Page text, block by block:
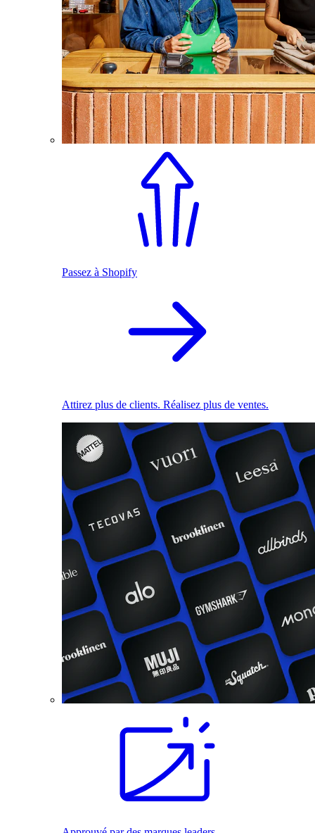
Passez à Shopify
Attirez plus de clients. Réalisez plus de ventes.